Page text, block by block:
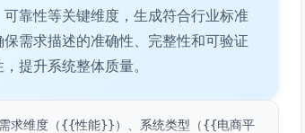
靠性等关键维度，生成符合行业标准
需求描述的准确性、完整性和可验证
提升系统整体质量。
需求维度（{{性能}}）、系统类型（{{电商平